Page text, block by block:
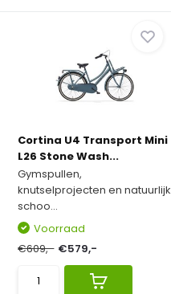
Cortina U4 Transport Mini
L26 Stone Wash...
Gymspullen,
knutselprojecten en natuurlijk
schoo...
Voorraad
€609,- €579,-